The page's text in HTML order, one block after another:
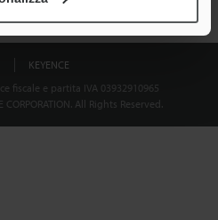
KEYENCE
fiscale e partita IVA 03932910965
All Rights Reserved.